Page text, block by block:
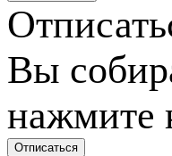
Вы
нажмите